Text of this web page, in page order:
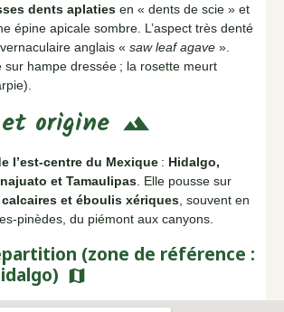
dents aplaties en « dents de scie » et
épine apicale sombre. L’aspect très denté
anglais « saw leaf agave ».
sur hampe dressée ; la rosette meurt
origine terrain
l’est-centre du Mexique : Hidalgo,
et Tamaulipas . Elle pousse sur
et éboulis xériques , souvent en
pinèdes, du piémont aux canyons.
(zone de référence :
map